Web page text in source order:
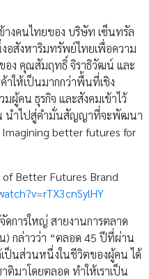
างคนไทยของ บริษัท เซ็นทรัล
สังหาริมทรัพย์ไทยเพื่อความ
อง คุณสัมฤทธิ์ จิราธิวัฒน์ และ
ให้เป็นมากกว่าพื้นที่เชิง
ผู้คน ธุรกิจ และสังคมเข้าไว้
นำไปสู่คำมั่นสัญญาที่จะพัฒนา
better futures for
of Better Futures Brand
การใหญ่ สายงานการตลาด
กล่าวว่า “ตลอด 45 ปีที่ผ่าน
ป็นส่วนหนึ่งในชีวิตของผู้คน ได้
มาโดยตลอด ทำให้เราเป็น